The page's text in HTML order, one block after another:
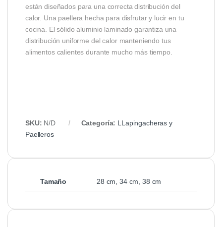
están diseñados para una correcta distribución del
calor. Una paellera hecha para disfrutar y lucir en tu
cocina. El sólido aluminio laminado garantiza una
distribución uniforme del calor manteniendo tus
alimentos calientes durante mucho más tiempo.
SKU: N/D Categoría: LLapingacheras y
Paelleros
Tamaño 28 cm, 34 cm, 38 cm